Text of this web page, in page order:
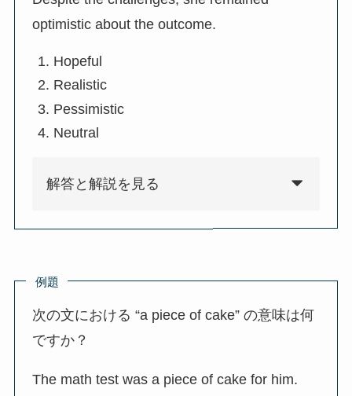
optimistic about the outcome.
Hopeful
Realistic
Pessimistic
Neutral
解答と解説を見る
例題
次の文における “a piece of cake” の意味は何
ですか？
The math test was a piece of cake for him.